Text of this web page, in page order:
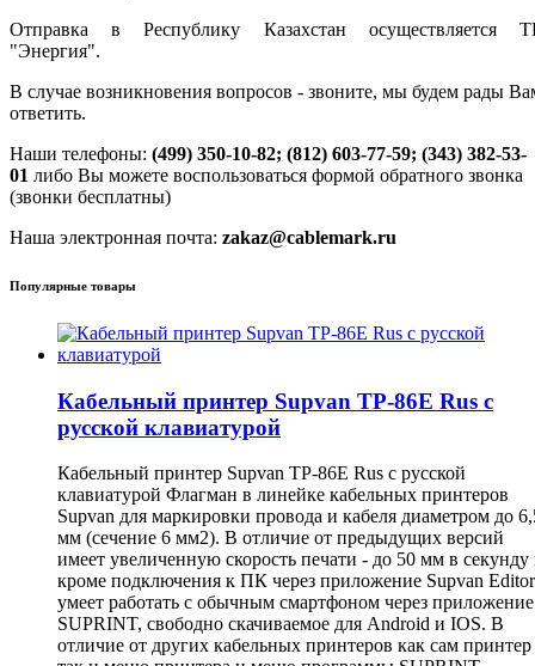
Отправка в Республику Казахстан осуществляется
"Энергия".
В случае возникновения вопросов - звоните, мы будем рады
ответить.
Наши телефоны: (499) 350-10-82; (812) 603-77-59; (343) 382-53-
01 либо Вы можете воспользоваться формой обратного звонка
(звонки бесплатны)
Наша электронная почта: zakaz@cablemark.ru
Популярные товары
Кабельный принтер Supvan TP-86E Rus с
русской клавиатурой
Кабельный принтер Supvan TP-86E Rus с русской
клавиатурой Флагман в линейке кабельных принтеров
Supvan для маркировки провода и кабеля диаметром до
мм (сечение 6 мм2). В отличие от предыдущих версий
имеет увеличенную скорость печати - до 50 мм в секунду
кроме подключения к ПК через приложение Supvan Editor
умеет работать с обычным смартфоном через приложение
SUPRINT, свободно скачиваемое для Android и IOS. В
отличие от других кабельных принтеров как сам принтер